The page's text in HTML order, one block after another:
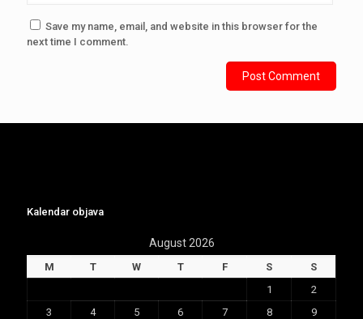
Save my name, email, and website in this browser for the
next time I comment.
Kalendar objava
August 2026
M T W T F S
S
1
2
3
4 5 6 7 8
9